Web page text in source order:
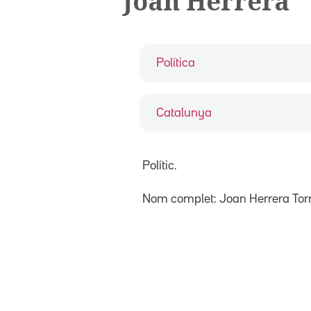
Política
Catalunya
Polític.
Nom complet: Joan Herrera